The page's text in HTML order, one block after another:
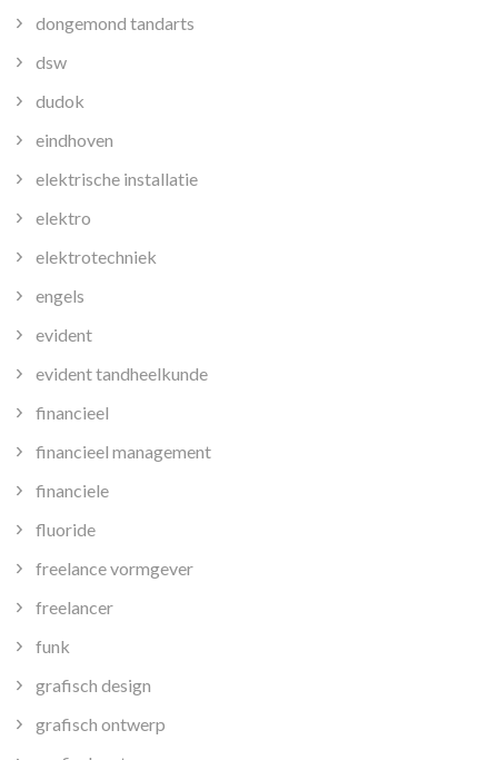
dongemond tandarts
dsw
dudok
eindhoven
elektrische installatie
elektro
elektrotechniek
engels
evident
evident tandheelkunde
financieel
financieel management
financiele
fluoride
freelance vormgever
freelancer
funk
grafisch design
grafisch ontwerp